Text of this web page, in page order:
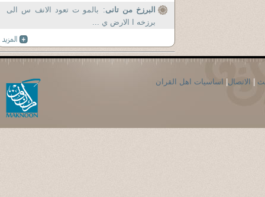
البرزخ من تانى: بالمو ت تعود الانف س الى
برزخه ا الارض ي ...
الاتصال اساسيات اهل القران